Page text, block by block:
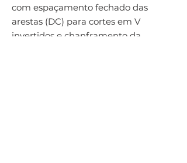
com espaçamento fechado das
arestas (DC) para cortes em V
invertidos e chanframento da